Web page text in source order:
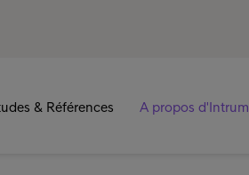
& Références A propos d'Intrum